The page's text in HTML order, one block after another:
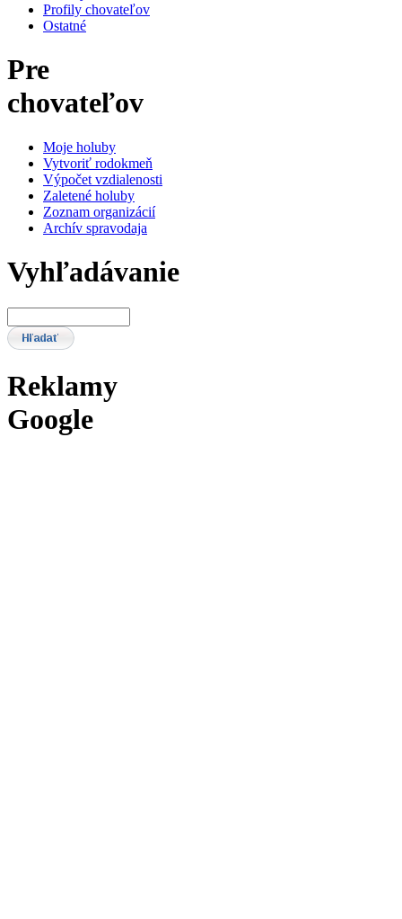
Profily chovateľov
Ostatné
Pre
chovateľov
Moje holuby
Vytvoriť rodokmeň
Výpočet vzdialenosti
Zaletené holuby
Zoznam organizácií
Archív spravodaja
Vyhľadávanie
Reklamy
Google